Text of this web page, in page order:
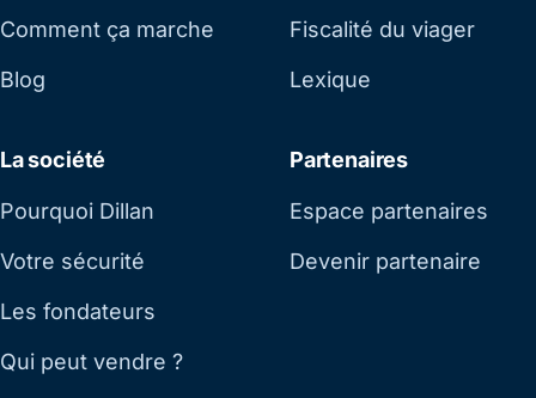
Comment ça marche
Blog
Fiscalité du viager
Lexique
La société
Pourquoi Dillan
Votre sécurité
Les fondateurs
Qui peut vendre ?
Partenaires
Espace partenaires
Devenir partenaire